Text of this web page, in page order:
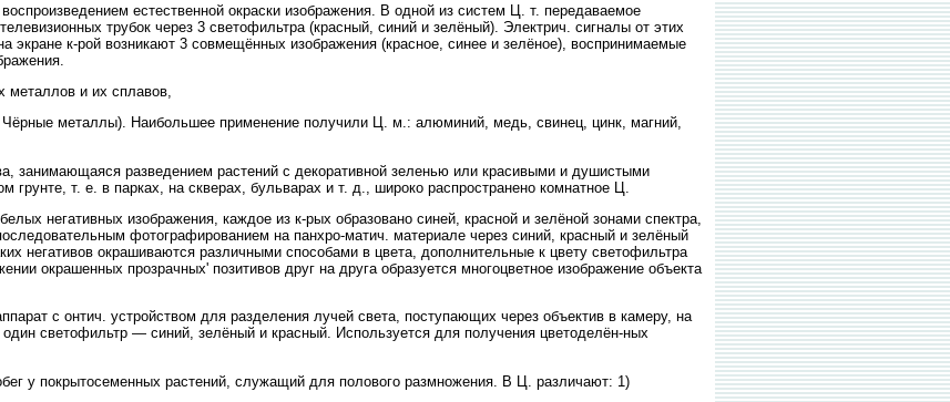
естественной окраски изображения. В одной из систем Ц. т. передаваемое
трубок через 3 светофильтра (красный, синий и зелёный). Электрич. сигналы от этих
экране к-рой возникают 3 совмещённых изображения (красное, синее и зелёное), воспринимаемые
и их сплавов,
металлы). Наибольшее применение получили Ц. м.: алюминий, медь, свинец, цинк, магний,
разведением растений с декоративной зеленью или красивыми и душистыми
грунте, т. е. в парках, на скверах, бульварах и т. д., широко распространено комнатное Ц.
негативных изображения, каждое из к-рых образовано синей, красной и зелёной зонами спектра,
фотографированием на панхро-матич. материале через синий, красный и зелёный
негативов окрашиваются различными способами в цвета, дополнительные к цвету светофильтра
окрашенных прозрачных' позитивов друг на друга образуется многоцветное изображение объекта
с онтич. устройством для разделения лучей света, поступающих через объектив в камеру, на
светофильтр — синий, зелёный и красный. Используется для получения цветоделён-ных
у покрытосеменных растений, служащий для полового размножения. В Ц. различают: 1)